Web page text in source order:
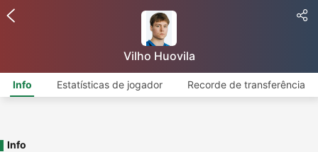
Vilho Huovila
Info Estatísticas de jogador Recorde de transferência
Info